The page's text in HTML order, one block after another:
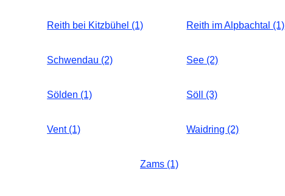
Reith bei Kitzbühel (1) Reith im Alpbachtal (1)
Schwendau (2) See (2)
Sölden (1) Söll (3)
Vent (1) Waidring (2)
Zams (1)